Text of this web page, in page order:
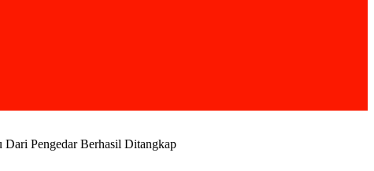
Pengedar Berhasil Ditangkap